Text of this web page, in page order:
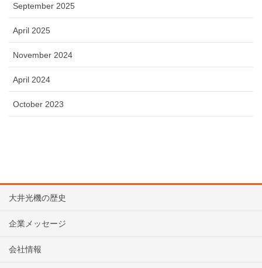
September 2025
April 2025
November 2024
April 2024
October 2023
大井光機の歴史
企業メッセージ
会社情報